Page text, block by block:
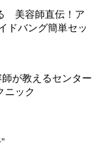
美容師直伝！ア
ドバング簡単セッ
が教えるセンター
ニック